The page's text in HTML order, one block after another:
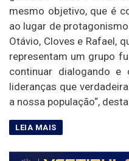
mesmo objetivo, que é
ao lugar de
Otávio, Cloves e Rafael,
representam um grupo
continuar dialogando
lideranças que
a nossa população“,